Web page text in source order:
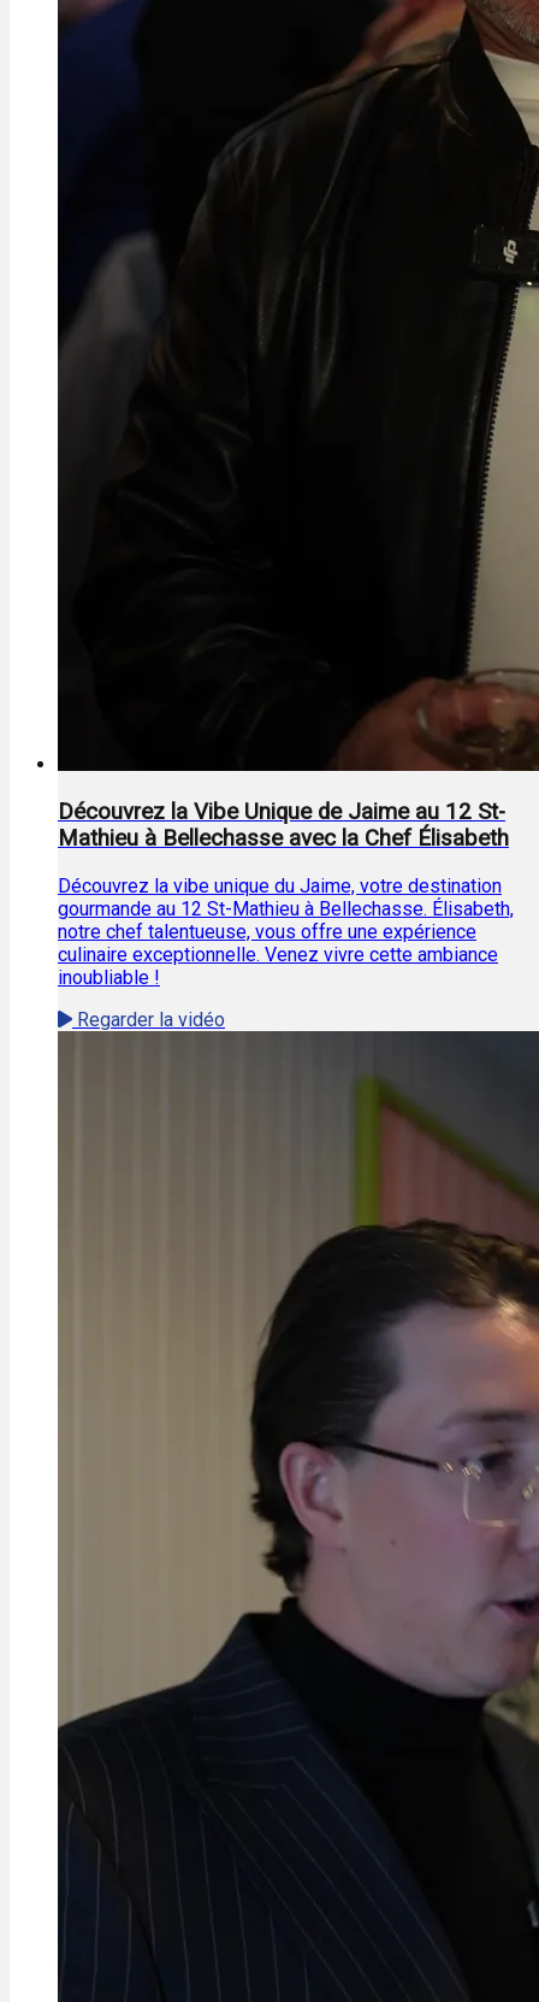
Découvrez la Vibe Unique de Jaime au 12 St-
Mathieu à Bellechasse avec la Chef Élisabeth
Découvrez la vibe unique du Jaime, votre destination
gourmande au 12 St-Mathieu à Bellechasse. Élisabeth,
notre chef talentueuse, vous offre une expérience
culinaire exceptionnelle. Venez vivre cette ambiance
inoubliable !
Regarder la vidéo